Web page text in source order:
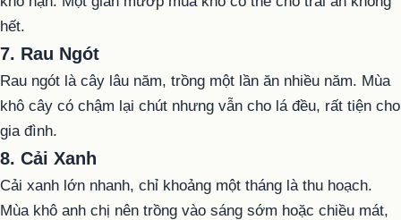
hết.
7. Rau Ngót
Rau ngót là cây lâu năm, trồng một lần ăn nhiều năm. Mùa
khô cây có chậm lại chút nhưng vẫn cho lá đều, rất tiện cho
gia đình.
8. Cải Xanh
Cải xanh lớn nhanh, chỉ khoảng một tháng là thu hoạch.
Mùa khô anh chị nên trồng vào sáng sớm hoặc chiều mát,